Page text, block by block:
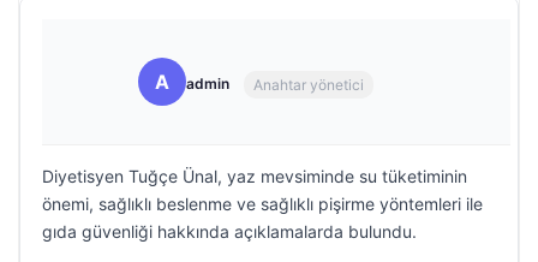
A admin Anahtar yönetici
Diyetisyen Tuğçe Ünal, yaz mevsiminde su tüketiminin
önemi, sağlıklı beslenme ve sağlıklı pişirme yöntemleri ile
gıda güvenliği hakkında açıklamalarda bulundu.